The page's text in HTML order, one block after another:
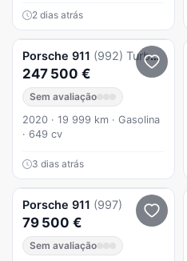
2 dias atrás
Porsche 911 (992) Turbo S PDK
247 500 €
Sem avaliação
2020 · 19 999 km · Gasolina
· 649 cv
3 dias atrás
Porsche 911 (997)
79 500 €
Sem avaliação